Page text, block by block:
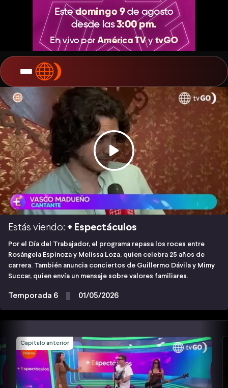
Estás viendo: + Espectáculos
Por el Día del Trabajador, el programa repasa los roces entre
Rosángela Espinoza y Melissa Loza, quien celebra 25 años de
carrera. También anuncia conciertos de Guillermo Dávila y Mimy
Succar, quien envía un mensaje sobre valores familiares.
Temporada 6 01/05/2026
Capítulo anterior